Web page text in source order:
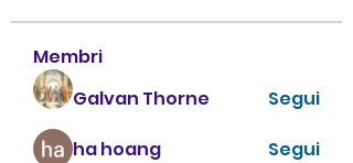
Membri
Galvan Thorne
Segui
ha hoang
Segui